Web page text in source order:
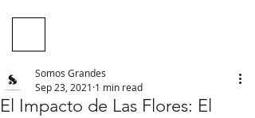
El Impacto de Las Flores: El
Somos Grandes
Sep 23, 2021 1 min read